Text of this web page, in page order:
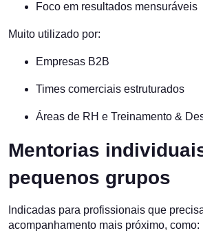
Foco em resultados mensuráveis
Muito utilizado por:
Empresas B2B
Times comerciais estruturados
Áreas de RH e Treinamento &
Mentorias
pequenos grupos
Indicadas para profissionais que
acompanhamento mais próximo, como: